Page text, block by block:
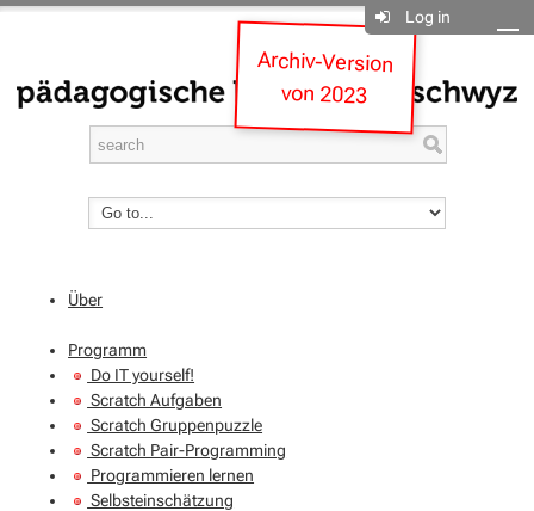
Log in
Über
Programm
Do IT yourself!
Scratch Aufgaben
Scratch Gruppenpuzzle
Scratch Pair-Programming
Programmieren lernen
Selbsteinschätzung
Archiv-Version
von 2023